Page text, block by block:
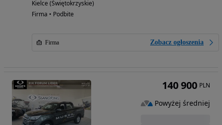
Kielce (Świętokrzyskie)
Firma • Podbite
Firma Zobacz ogłoszenia
140 900 PLN
Powyżej średniej